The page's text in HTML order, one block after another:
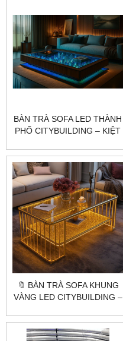
BÀN TRÀ SOFA LED THÀNH
PHỐ CITYBUILDING – KIỆT
THẤT
🔖 BÀN TRÀ SOFA KHUNG
VÀNG LED CITYBUILDING –
TRỌNG